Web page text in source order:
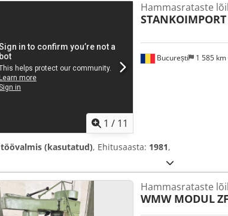
1 / 11
București 1 585 km
Hammasrataste
STANKOIMPORT
töövalmis (kasutatud), Ehitusaasta: 1981,
Hammasrataste
WMW MODUL